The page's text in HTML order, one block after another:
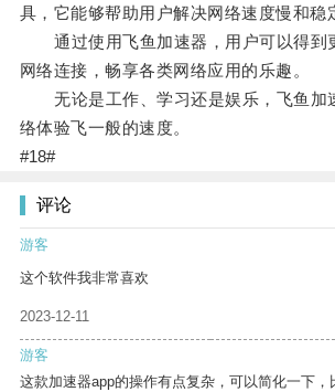
具，它能够帮助用户解决网络速度慢和稳
通过使用飞鱼加速器，用户可以得到
网络连接，畅享各类网络应用的乐趣。
无论是工作、学习还是娱乐，飞鱼加
络体验飞一般的速度。
#18#
评论
游客
这个软件我非常喜欢
2023-12-11
游客
这款加速器app的操作有点复杂，可以简化一下